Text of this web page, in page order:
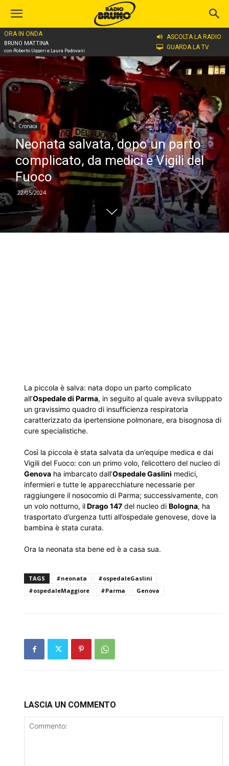
ORA IN ONDA
BRUNO MATTINA
con Roberto Uggeri e Laura Padovani
ASCOLTA LA RADIO
GUARDA LA TV
Home
Cronaca
Neonata salvata, dopo un parto
complicato, da medici e Vigili del
Fuoco
22/05/2024
La piccola è salva: nata dopo un parto complicato
all’Ospedale di Parma, in seguito al quale aveva sviluppato
un gravissimo quadro di insufficienza respiratoria
caratterizzato da ipertensione polmonare, era bisognosa di
cure specialistiche.
Così la piccola è stata salvata da un’equipe medica e dai
Vigili del Fuoco: con un primo volo, l’elicottero del nucleo di
Genova ha imbarcato dall’Ospedale Gaslini medici,
infermieri e tutte le apparecchiature necessarie per
raggiungere il nosocomio di Parma; successivamente, con
un volo notturno, ilDrago 147 del nucleo di Bologna, ha
trasportato d’urgenza tutti all’ospedale genovese, dove la
bambina è stata curata.
Ora la neonata sta bene ed è a casa sua.
TAGS #neonata
#ospedaleGaslini
#ospedaleMaggiore
#Parma Genova
LASCIA UN COMMENTO